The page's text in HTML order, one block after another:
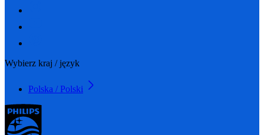
Wybierz kraj / język
Polska / Polski